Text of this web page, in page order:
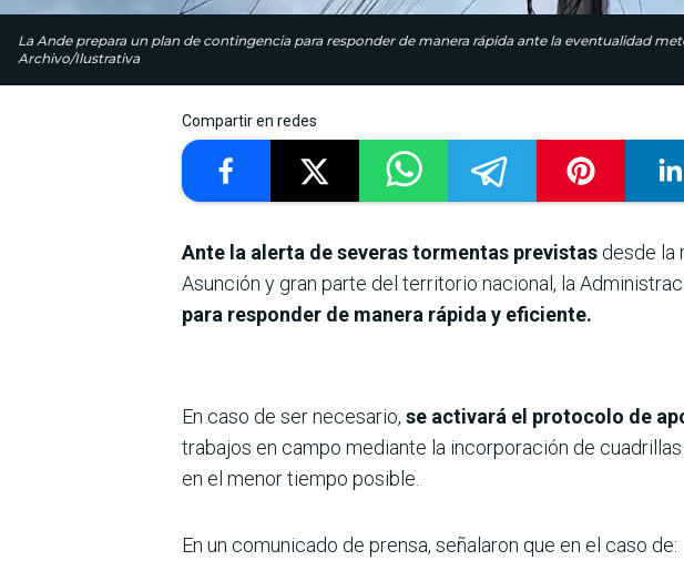
La Ande prepara un plan de contingencia para responder de manera rápida ante la eventualidad
Archivo/Ilustrativa
Compartir en redes
Ante la alerta de severas tormentas previstas desde la
Asunción y gran parte del territorio nacional, la
para responder de manera rápida y eficiente.
En caso de ser necesario, se activará el protocolo de
trabajos en campo mediante la incorporación de
en el menor tiempo posible.
En un comunicado de prensa, señalaron que en el caso de: